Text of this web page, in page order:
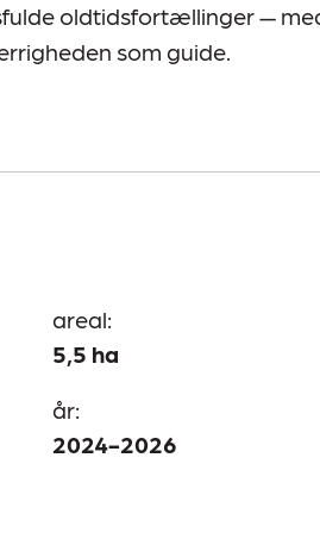
oldtidsfortællinger —
som guide.
areal:
5,5 ha
år:
2024-2026